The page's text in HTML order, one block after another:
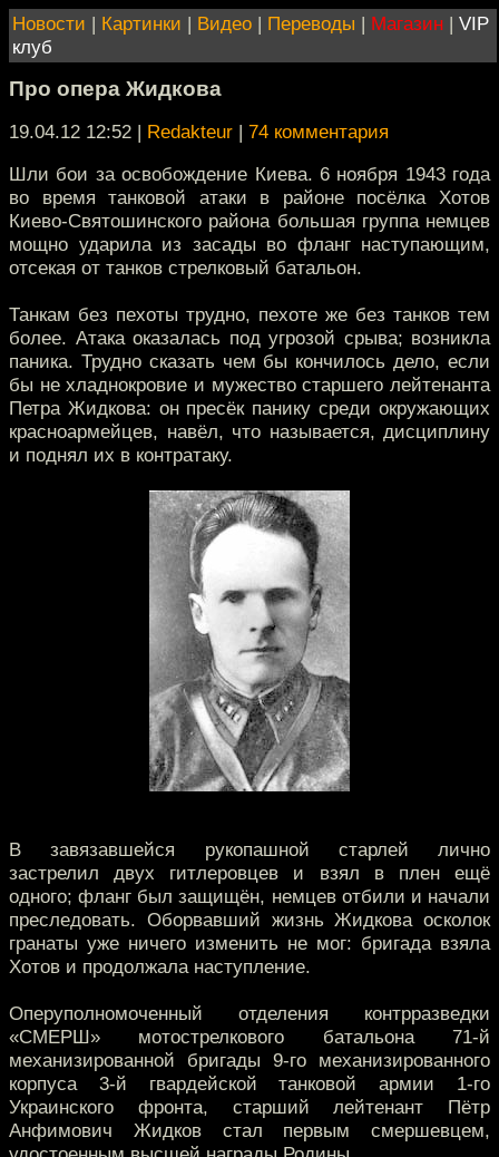
Новости | Картинки | Видео | Переводы | Магазин | VIP
клуб
Про опера Жидкова
19.04.12 12:52 | Redakteur | 74 комментария
Шли бои за освобождение Киева. 6 ноября 1943 года
во время танковой атаки в районе посёлка Хотов
Киево-Святошинского района большая группа немцев
мощно ударила из засады во фланг наступающим,
отсекая от танков стрелковый батальон.
Танкам без пехоты трудно, пехоте же без танков тем
более. Атака оказалась под угрозой срыва; возникла
паника. Трудно сказать чем бы кончилось дело, если
бы не хладнокровие и мужество старшего лейтенанта
Петра Жидкова: он пресёк панику среди окружающих
красноармейцев, навёл, что называется, дисциплину
и поднял их в контратаку.
В завязавшейся рукопашной старлей лично
застрелил двух гитлеровцев и взял в плен ещё
одного; фланг был защищён, немцев отбили и начали
преследовать. Оборвавший жизнь Жидкова осколок
гранаты уже ничего изменить не мог: бригада взяла
Хотов и продолжала наступление.
Оперуполномоченный отделения контрразведки
«СМЕРШ» мотострелкового батальона 71-й
механизированной бригады 9-го механизированного
корпуса 3-й гвардейской танковой армии 1-го
Украинского фронта, старший лейтенант Пётр
Анфимович Жидков стал первым смершевцем,